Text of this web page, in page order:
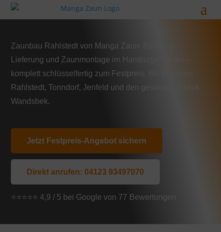
Zaunbau Rahlstedt von Manga Zaun: Beratung,
Lieferung und Zaunmontage im Hamburger Osten –
komplett schlüsselfertig zum Festpreis. Wir betreuen
Rahlstedt, Tonndorf, Jenfeld und den gesamten Bezirk
Wandsbek.
Jetzt Festpreis-Angebot sichern
Direkt anrufen: 04123 93497070
⭐⭐⭐⭐⭐ 4,9 / 5 bei Google von 77 Bewertungen